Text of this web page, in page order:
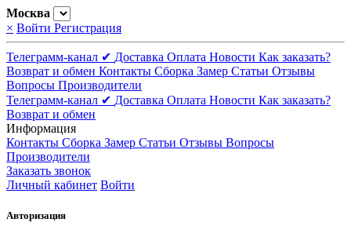
Москва
× Войти Регистрация
Телеграмм-канал ✔ Доставка Оплата Новости Как заказать?
Возврат и обмен Контакты Сборка Замер Статьи Отзывы
Вопросы Производители
Телеграмм-канал ✔ Доставка Оплата Новости Как заказать?
Возврат и обмен
Информация
Контакты Сборка Замер Статьи Отзывы Вопросы
Производители
Заказать звонок
Личный кабинет Войти
Авторизация